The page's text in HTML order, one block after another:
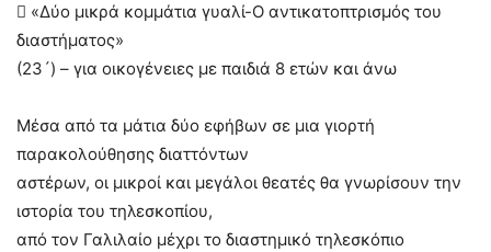
 «Δύο μικρά κομμάτια γυαλί-O αντικατοπτρισμός του
διαστήματος»
(23´) – για οικογένειες με παιδιά 8 ετών και άνω
Μέσα από τα μάτια δύο εφήβων σε μια γιορτή
παρακολούθησης διαττόντων
αστέρων, οι μικροί και μεγάλοι θεατές θα γνωρίσουν την
ιστορία του τηλεσκοπίου,
από τον Γαλιλαίο μέχρι το διαστημικό τηλεσκόπιο